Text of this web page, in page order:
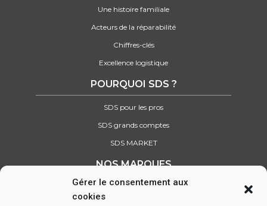
Gérer le consentement aux
cookies
Une histoire familiale
Acteurs de la réparabilité
Chiffres-clés
Excellence logistique
POURQUOI SDS ?
SDS pour les pros
SDS grands comptes
SDS MARKET
NOS MARQUES
Retrouvez tous nos partenaires